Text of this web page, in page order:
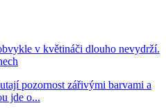
v květináči dlouho nevydrží.
pozornost zářivými barvami a
jde o...